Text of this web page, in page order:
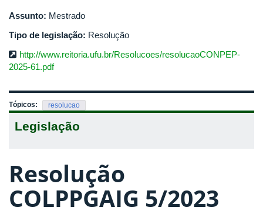
Assunto: Mestrado
Tipo de legislação: Resolução
http://www.reitoria.ufu.br/Resolucoes/resolucaoCONPEP-
2025-61.pdf
Tópicos: resolucao
Legislação
Resolução
COLPPGAIG 5/2023